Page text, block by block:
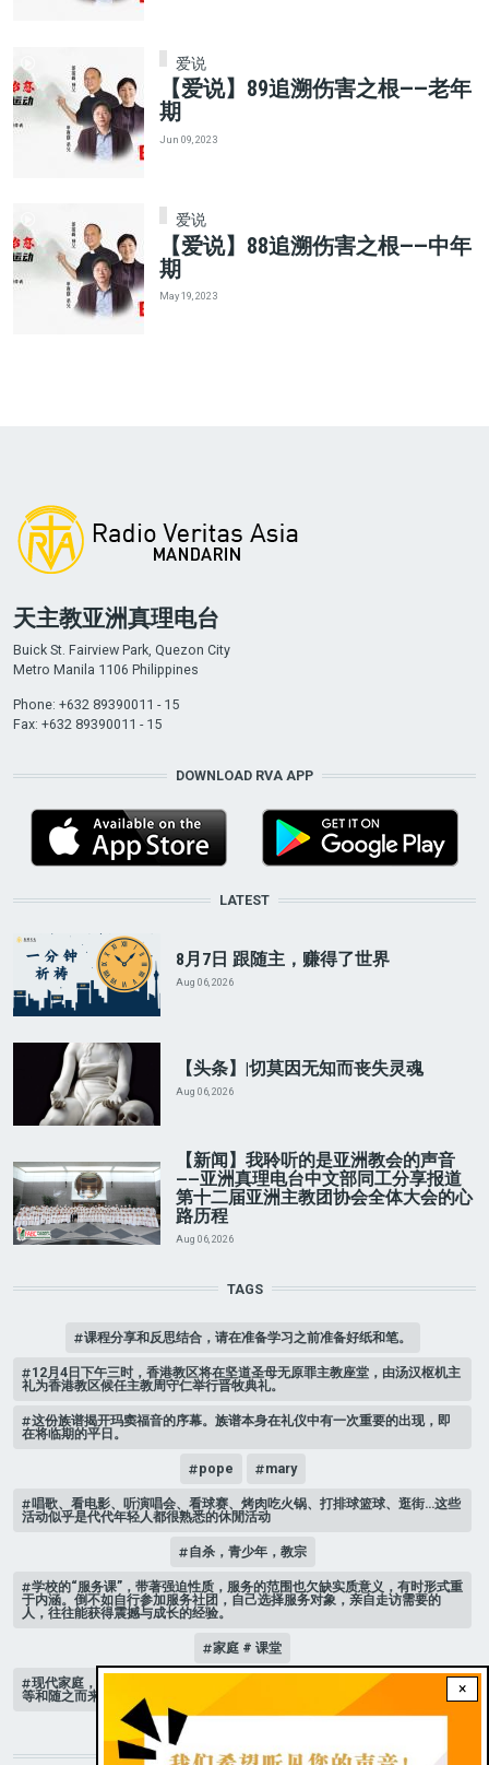
爱说
【爱说】89追溯伤害之根——老年
期
Jun 09, 2023
爱说
【爱说】88追溯伤害之根——中年
期
May 19, 2023
×
天主教亚洲真理电台
Buick St. Fairview Park, Quezon City
Metro Manila 1106 Philippines
Phone: +632 89390011 - 15
Fax: +632 89390011 - 15
DOWNLOAD RVA APP
LATEST
8月7日 跟随主，赚得了世界
Aug 06, 2026
【头条】|切莫因无知而丧失灵魂
Aug 06, 2026
【新闻】我聆听的是亚洲教会的声音
——亚洲真理电台中文部同工分享报道
第十二届亚洲主教团协会全体大会的心
路历程
Aug 06, 2026
TAGS
课程分享和反思结合，请在准备学习之前准备好纸和笔。
12月4日下午三时，香港教区将在坚道圣母无原罪主教座堂，由汤汉枢机主
礼为香港教区候任主教周守仁举行晋牧典礼。
这份族谱揭开玛窦福音的序幕。族谱本身在礼仪中有一次重要的出现，即
在将临期的平日。
pope mary
唱歌、看电影、听演唱会、看球赛、烤肉吃火锅、打排球篮球、逛街…这些
活动似乎是代代年轻人都很熟悉的休閒活动
自杀，青少年，教宗
学校的“服务课”，带著强迫性质，服务的范围也欠缺实质意义，有时形式重
于内涵。倒不如自行参加服务社团，自己选择服务对象，亲自走访需要的
人，往往能获得震撼与成长的经验。
家庭 # 课堂
现代家庭，子女或许都是宝贝，不公平的待遇显得比较少，但隐性的不平
等和随之而来的身心压力却仍旧挥之不去。
STAY CONNECTED WITH US!